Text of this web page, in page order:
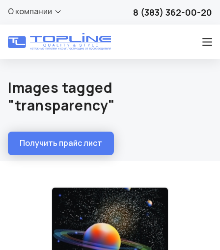
О компании 8 (383) 362-00-20
Images tagged
"transparency"
Получить прайс лист